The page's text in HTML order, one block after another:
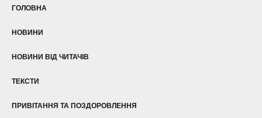
ГОЛОВНА
НОВИНИ
НОВИНИ ВІД ЧИТАЧІВ
ТЕКСТИ
ПРИВІТАННЯ ТА ПОЗДОРОВЛЕННЯ